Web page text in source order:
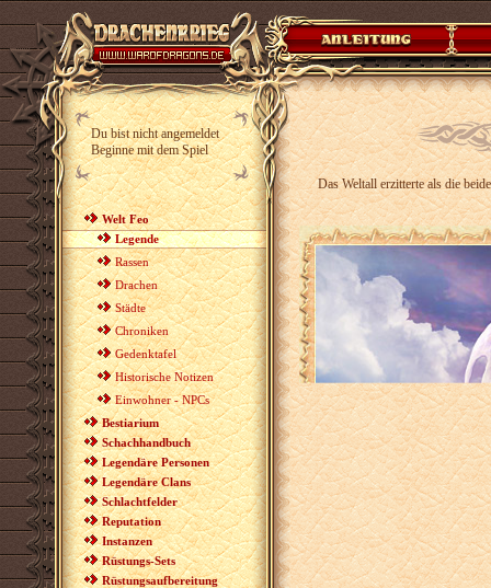
Du bist nicht angemeldet
Beginne mit dem Spiel
Welt Feo
Legende
Rassen
Drachen
Städte
Chroniken
Gedenktafel
Historische Notizen
Einwohner - NPCs
Bestiarium
Schachhandbuch
Legendäre Personen
Legendäre Clans
Schlachtfelder
Reputation
Instanzen
Rüstungs-Sets
Rüstungsaufbereitung
Das Weltall erzitterte als die